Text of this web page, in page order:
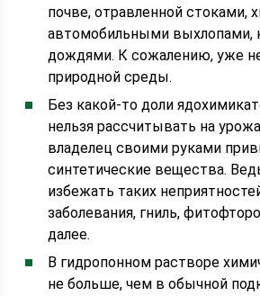
почве, отравленной стоками,
автомобильными выхлопами,
дождями. К сожалению, уже
природной среды.
Без какой-то доли
нельзя рассчитывать на
владелец своими руками
синтетические вещества.
избежать таких
заболевания, гниль,
далее.
В гидропонном растворе
не больше, чем в обычной